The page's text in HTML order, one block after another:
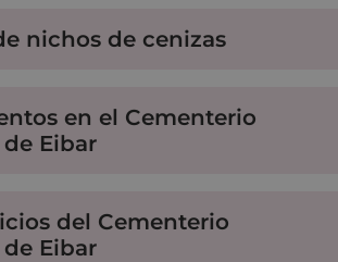
nichos de cenizas
en el Cementerio
Eibar
del Cementerio
Eibar